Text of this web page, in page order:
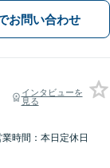
お問い合わせ
インタビューを
見る
業時間：本日定休日